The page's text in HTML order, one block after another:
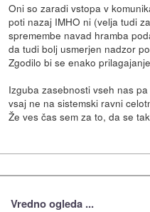
Oni so zaradi vstopa v
poti nazaj IMHO ni (velja tudi
spremembe navad hramba
da tudi bolj usmerjen nadzor
Zgodilo bi se enako
Izguba zasebnosti vseh nas
vsaj ne na sistemski ravni
Že ves čas sem za to, da se
Vredno ogleda ...